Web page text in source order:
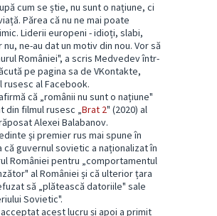
cum se știe, nu sunt o națiune, ci
Părea că nu ne mai poate
Liderii europeni - idioți, slabi,
nu, ne-au dat un motiv din nou. Vor să
României", a scris Medvedev într-
pe pagina sa de VKontakte,
rusesc al Facebook.
că „românii nu sunt o națiune"
din filmul rusesc „Brat 2" (2020) al
Alexei Balabanov.
și premier rus mai spune în
că guvernul sovietic a naționalizat în
României pentru „comportamentul
al României și că ulterior țara
să „plătească datoriile" sale
Sovietic".
acceptat acest lucru și apoi a primit